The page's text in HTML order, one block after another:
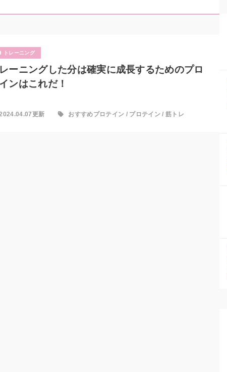
トレーニング
ーニングした分は確実に成長するためのプロ
ンはこれだ！
更新 おすすめプロテイン / プロテイン/ 筋トレ